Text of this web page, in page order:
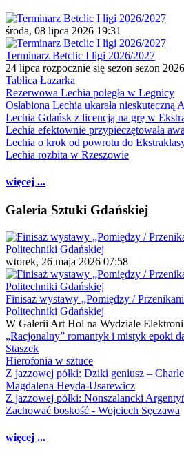
środa, 08 lipca 2026 19:31
Terminarz Betclic I ligi 2026/2027
24 lipca rozpocznie się sezon sezon
Tablica Łazarka
Rezerwowa Lechia poległa w Legnicy
Osłabiona Lechia ukarała nieskuteczną
Lechia Gdańsk z licencją na grę w
Lechia efektownie przypieczętowała
Lechia o krok od powrotu do
Lechia rozbita w Rzeszowie
więcej ...
Galeria Sztuki Gdańskiej
wtorek, 26 maja 2026 07:58
Finisaż wystawy „Pomiędzy /
Politechniki Gdańskiej
W Galerii Art Hol na Wydziale
„Racjonalny” romantyk i mistyk epoki
Staszek
Hierofonia w sztuce
Z jazzowej półki: Dziki geniusz –
Magdalena Heyda-Usarewicz
Z jazzowej półki: Nonszalancki
Zachować boskość - Wojciech Sęczawa
więcej ...